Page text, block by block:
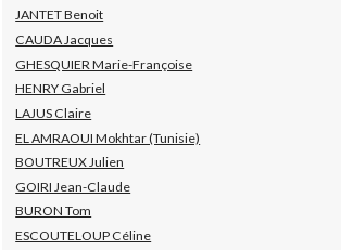
JANTET Benoit
CAUDA Jacques
GHESQUIER Marie-Françoise
HENRY Gabriel
LAJUS Claire
EL AMRAOUI Mokhtar (Tunisie)
BOUTREUX Julien
GOIRI Jean-Claude
BURON Tom
ESCOUTELOUP Céline